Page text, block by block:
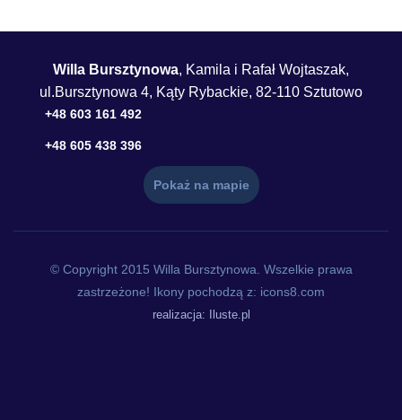
Willa Bursztynowa, Kamila i Rafał Wojtaszak,
ul.Bursztynowa 4, Kąty Rybackie, 82-110 Sztutowo
+48 603 161 492
+48 605 438 396
Pokaż na mapie
© Copyright 2015 Willa Bursztynowa. Wszelkie prawa
zastrzeżone! Ikony pochodzą z: icons8.com
realizacja: Iluste.pl